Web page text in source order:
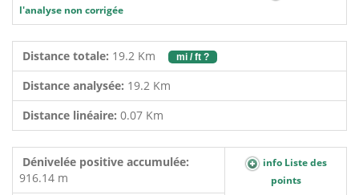
l'analyse non corrigée
Distance totale: 19.2 Km mi / ft ?
Distance analysée: 19.2 Km
Distance linéaire: 0.07 Km
Dénivelée positive accumulée:
916.14 m
info Liste des
points